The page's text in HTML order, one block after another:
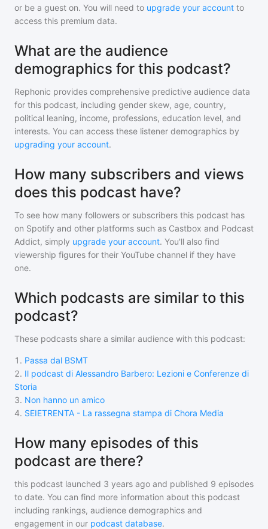
or be a guest on. You will need to upgrade your account to
access this premium data.
What are the audience
demographics for this podcast?
Rephonic provides comprehensive predictive audience data
for this podcast, including gender skew, age, country,
political leaning, income, professions, education level, and
interests. You can access these listener demographics by
upgrading your account.
How many subscribers and views
does this podcast have?
To see how many followers or subscribers this podcast has
on Spotify and other platforms such as Castbox and Podcast
Addict, simply upgrade your account. You'll also find
viewership figures for their YouTube channel if they have
one.
Which podcasts are similar to this
podcast?
These podcasts share a similar audience with this podcast:
1 . Passa dal BSMT
2. Il podcast di Alessandro Barbero: Lezioni e Conferenze di
Storia
3. Non hanno un amico
4. SEIETRENTA - La rassegna stampa di Chora Media
How many episodes of this
podcast are there?
this podcast launched 3 years ago and published 9 episodes
to date. You can find more information about this podcast
including rankings, audience demographics and
engagement in our podcast database.